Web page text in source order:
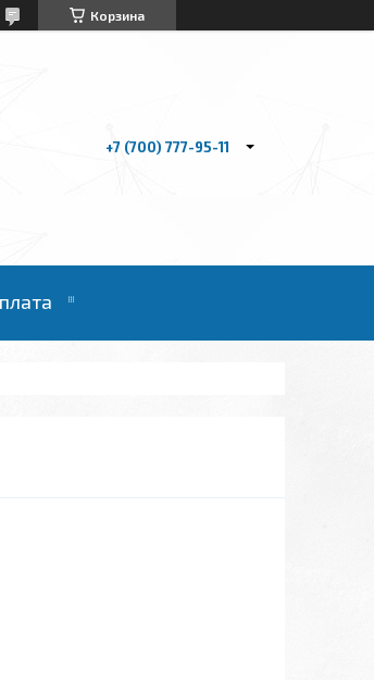
Корзина
+7 (700) 777-95-11